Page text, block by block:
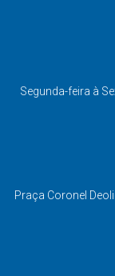
Segunda-feira à
Praça Coronel